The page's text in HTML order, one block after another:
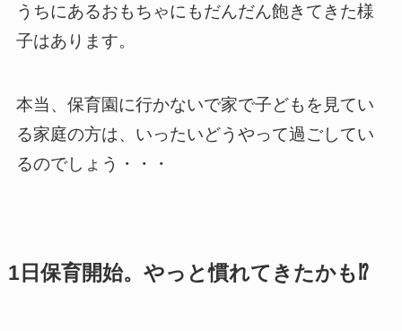
うちにあるおもちゃにもだんだん飽きてきた様
子はあります。
本当、保育園に行かないで家で子どもを見てい
る家庭の方は、いったいどうやって過ごしてい
るのでしょう・・・
1日保育開始。やっと慣れてきたかも⁉